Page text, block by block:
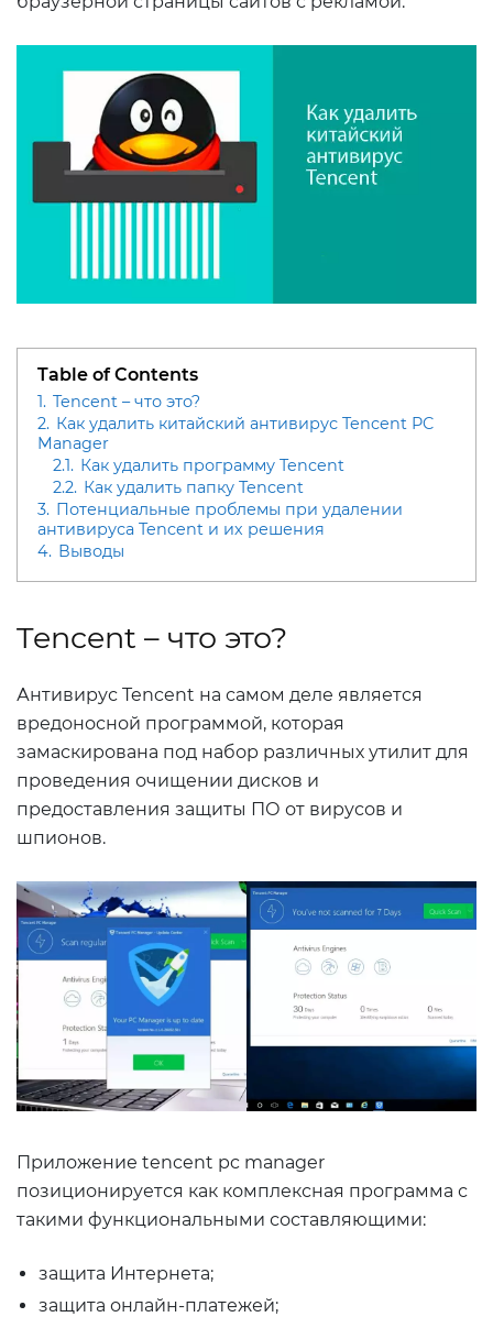
Table of Contents
1. Tencent – что это?
2. Как удалить китайский антивирус Tencent PC
Manager
2.1. Как удалить программу Tencent
2.2. Как удалить папку Tencent
3. Потенциальные проблемы при удалении
антивируса Tencent и их решения
4. Выводы
Tencent – что это?
Антивирус Tencent на самом деле является
вредоносной программой, которая
замаскирована под набор различных утилит для
проведения очищении дисков и
предоставления защиты ПО от вирусов и
шпионов.
Приложение tencent pc manager
позиционируется как комплексная программа с
такими функциональными составляющими:
защита Интернета;
защита онлайн-платежей;